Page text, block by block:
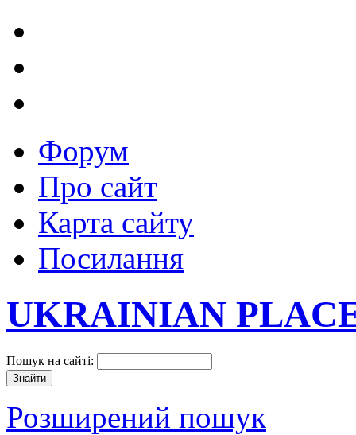
Форум
Про сайт
Карта сайту
Посилання
UKRAINIAN
Пошук на сайті:
Розширений пошук